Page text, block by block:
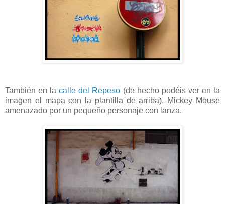
También en lacalle del Repeso (de hecho podéis ver en la
imagen el mapa con la plantilla de arriba), Mickey Mouse
amenazado por un pequeño personaje con lanza.